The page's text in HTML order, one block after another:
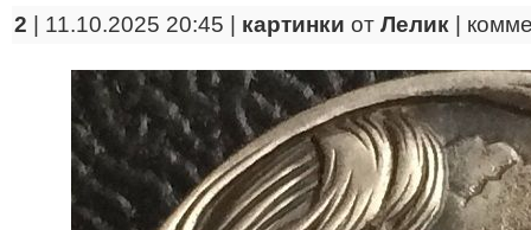
2 | 11.10.2025 20:45 | картинки от Лелик